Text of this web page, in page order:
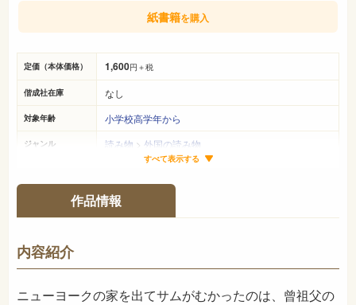
定価（本体価格） 1,600円＋税
偕成社在庫 なし
対象年齢 小学校高学年から
ジャンル 読み物 > 外国の読み物
278ページ
ISBN 978-4-03-726740-7
NDC
発売日 2009年3月
すべて表示する
紙書籍を購入
作品情報
内容紹介
ニューヨークの家を出てサムがむかったのは、曾祖父の